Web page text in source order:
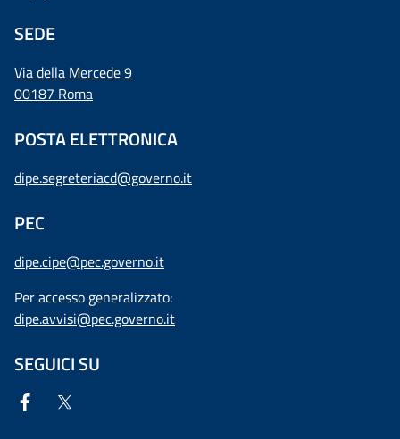
SEDE
Via della Mercede 9
00187 Roma
POSTA ELETTRONICA
dipe.segreteriacd@governo.it
PEC
dipe.cipe@pec.governo.it
Per accesso generalizzato:
dipe.avvisi@pec.governo.it
SEGUICI SU